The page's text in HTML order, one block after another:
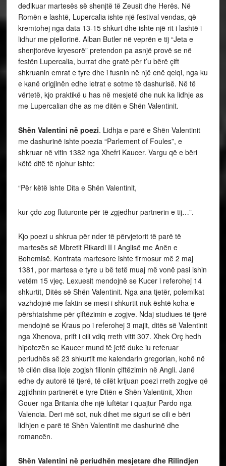
dedikuar martesës së shenjtë të Zeusit dhe Herës. Në
Romën e lashtë, Lupercalia ishte një festival vendas, që
kremtohej nga data 13-15 shkurt dhe ishte një rit i lashtë i
lidhur me pjellorinë. Alban Butler në veprën e tij “Jeta e
shenjtorëve kryesorë” pretendon pa asnjë provë se në
festën Lupercalia, burrat dhe gratë për t’u bërë çift
shkruanin emrat e tyre dhe i fusnin në një enë qelqi, nga ku
e kanë origjinën edhe letrat e sotme të dashurisë. Në të
vërtetë, kjo praktikë u has në mesjetë dhe nuk ka lidhje as
me Lupercalian dhe as me ditën e Shën Valentinit.
Shën Valentini në poezi. Lidhja e parë e Shën Valentinit
me dashurinë ishte poezia “Parlement of Foules”, e
shkruar në vitin 1382 nga Xhefri Kaucer. Vargu që e bëri
këtë ditë të njohur ishte:
“Për këtë ishte Dita e Shën Valentinit,
kur çdo zog fluturonte për të zgjedhur partnerin e tij…”.
Kjo poezi u shkrua për nder të përvjetorit të parë të
martesës së Mbretit Rikardi II i Anglisë me Anën e
Bohemisë. Kontrata martesore ishte firmosur më 2 maj
1381, por martesa e tyre u bë tetë muaj më vonë pasi ishin
vetëm 15 vjeç. Lexuesit mendojnë se Kucer i referohej 14
shkurtit, Ditës së Shën Valentinit. Nga ana tjetër, polemikat
vazhdojnë me faktin se mesi i shkurtit nuk është koha e
përshtatshme për çiftëzimin e zogjve. Ndaj studiues të tjerë
mendojnë se Kraus po i referohej 3 majit, ditës së Valentinit
nga Xhenova, prift i cili vdiq rreth vitit 307. Xhek Orç hedh
hipotezën se Kaucer mund të jetë duke iu referuar
periudhës së 23 shkurtit me kalendarin gregorian, kohë në
të cilën disa lloje zogjsh fillonin çiftëzimin në Angli. Janë
edhe dy autorë të tjerë, të cilët krijuan poezi rreth zogjve që
zgjidhnin partnerët e tyre Ditën e Shën Valentinit, Xhon
Gouer nga Britania dhe një luftëtar i quajtur Pardo nga
Valencia. Deri më sot, nuk dihet me siguri se cili e bëri
lidhjen e parë të Shën Valentinit me dashurinë dhe
romancën.
Shën Valentini në periudhën mesjetare dhe Rilindjen